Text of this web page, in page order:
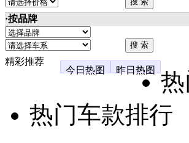
·按品牌
精彩推荐
今日热图
昨日热图
热门车款排行